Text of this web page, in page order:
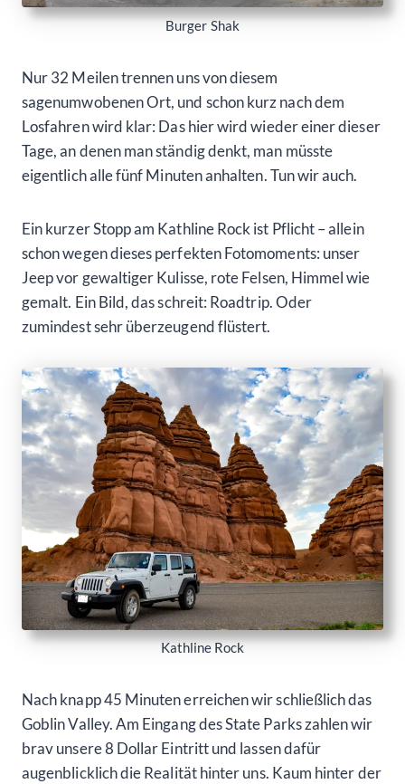
Burger Shak
Nur 32 Meilen trennen uns von diesem
sagenumwobenen Ort, und schon kurz nach dem
Losfahren wird klar: Das hier wird wieder einer dieser
Tage, an denen man ständig denkt, man müsste
eigentlich alle fünf Minuten anhalten. Tun wir auch.
Ein kurzer Stopp am Kathline Rock ist Pflicht – allein
schon wegen dieses perfekten Fotomoments: unser
Jeep vor gewaltiger Kulisse, rote Felsen, Himmel wie
gemalt. Ein Bild, das schreit: Roadtrip. Oder
zumindest sehr überzeugend flüstert.
Kathline Rock
Nach knapp 45 Minuten erreichen wir schließlich das
Goblin Valley. Am Eingang des State Parks zahlen wir
brav unsere 8 Dollar Eintritt und lassen dafür
augenblicklich die Realität hinter uns. Kaum hinter der